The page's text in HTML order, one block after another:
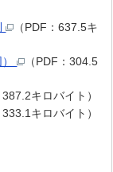
（PDF：637.5キ
）
（PDF：304.5
387.2キロバイト）
333.1キロバイト）